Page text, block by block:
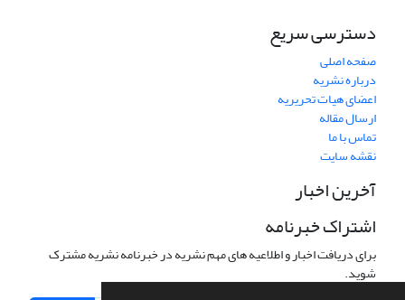
دسترسی سریع
صفحه اصلی
درباره نشریه
اعضای هیات تحریریه
ارسال مقاله
تماس با ما
نقشه سایت
آخرین اخبار
اشتراک خبرنامه
برای دریافت اخبار و اطلاعیه های مهم نشریه در خبرنامه نشریه مشترک
شوید.